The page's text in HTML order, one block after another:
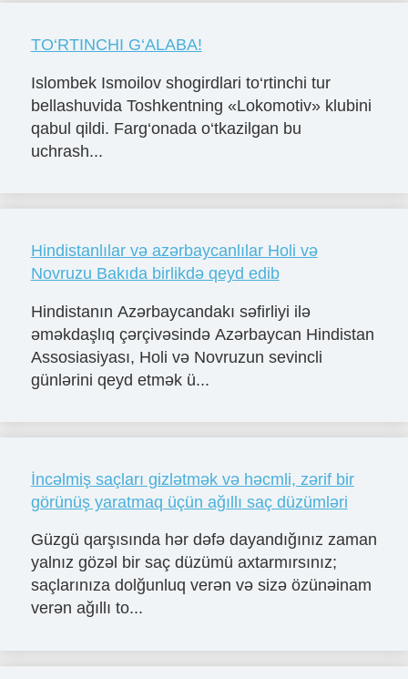
TO‘RTINCHI G‘ALABA!
Islombek Ismoilov shogirdlari to‘rtinchi tur
bellashuvida Toshkentning «Lokomotiv» klubini
qabul qildi. Farg‘onada o‘tkazilgan bu
uchrash...
Hindistanlılar və azərbaycanlılar Holi və
Novruzu Bakıda birlikdə qeyd edib
Hindistanın Azərbaycandakı səfirliyi ilə
əməkdaşlıq çərçivəsində Azərbaycan Hindistan
Assosiasiyası, Holi və Novruzun sevincli
günlərini qeyd etmək ü...
İncəlmiş saçları gizlətmək və həcmli, zərif bir
görünüş yaratmaq üçün ağıllı saç düzümləri
Güzgü qarşısında hər dəfə dayandığınız zaman
yalnız gözəl bir saç düzümü axtarmırsınız;
saçlarınıza dolğunluq verən və sizə özünəinam
verən ağıllı to...